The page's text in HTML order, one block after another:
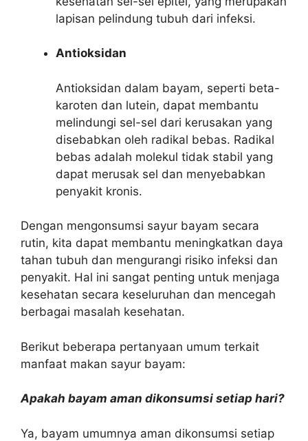
lapisan pelindung tubuh dari infeksi.
Antioksidan
Antioksidan dalam bayam, seperti beta-
karoten dan lutein, dapat membantu
melindungi sel-sel dari kerusakan yang
disebabkan oleh radikal bebas. Radikal
bebas adalah molekul tidak stabil yang
dapat merusak sel dan menyebabkan
penyakit kronis.
Dengan mengonsumsi sayur bayam secara
rutin, kita dapat membantu meningkatkan daya
tahan tubuh dan mengurangi risiko infeksi dan
penyakit. Hal ini sangat penting untuk menjaga
kesehatan secara keseluruhan dan mencegah
berbagai masalah kesehatan.
Berikut beberapa pertanyaan umum terkait
manfaat makan sayur bayam:
Apakah bayam aman dikonsumsi setiap hari?
Ya, bayam umumnya aman dikonsumsi setiap